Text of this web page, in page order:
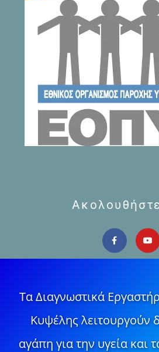
Τα Διαγνωστικά
Κυψέλης λειτουργούν
αγάπη για την υγεία και